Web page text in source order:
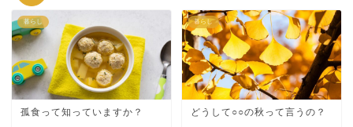
暮らし
孤食って知っていますか？
暮らし
どうして○○の秋って言うの？